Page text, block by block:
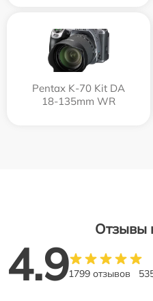
Pentax K-70 Kit DA
18-135mm WR
Отзывы
4.91799 отзывов